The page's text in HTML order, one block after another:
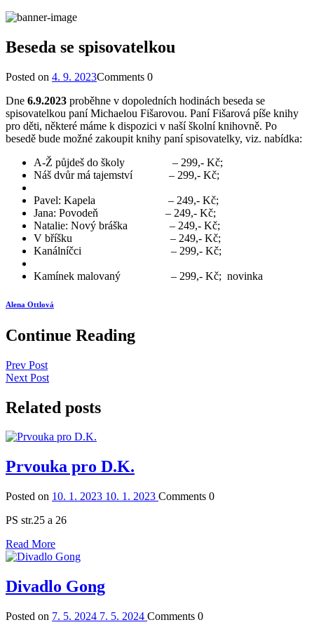
Beseda se spisovatelkou
Posted on 4. 9. 2023Comments 0
Dne 6.9.2023 proběhne v dopoledních hodinách beseda se
spisovatelkou paní Michaelou Fišarovou. Paní Fišarová píše knihy
pro děti, některé máme k dispozici v naší školní knihovně. Po
besedě bude možné zakoupit knihy paní spisovatelky, viz. nabídka:
A-Ž půjdeš do školy – 299,- Kč;
Náš dvůr má tajemství – 299,- Kč;
Pavel: Kapela – 249,- Kč;
Jana: Povodeň – 249,- Kč;
Natalie: Nový bráška – 249,- Kč;
V bříšku – 249,- Kč;
Kanálníčci – 299,- Kč;
Kamínek malovaný – 299,- Kč; novinka
Alena Ottlová
Continue Reading
Prev Post
Next Post
Related posts
Prvouka pro D.K.
Posted on 10. 1. 2023 10. 1. 2023 Comments 0
PS str.25 a 26
Read More
Divadlo Gong
Posted on 7. 5. 2024 7. 5. 2024 Comments 0